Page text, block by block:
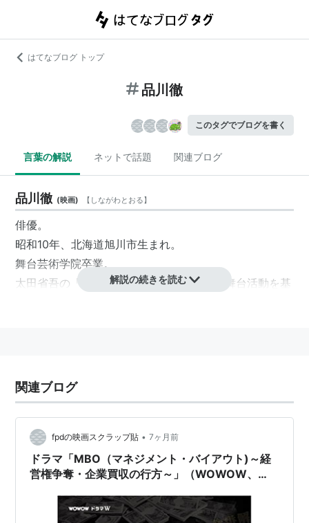
はてなブログ トップ
品川徹
このタグでブログを書く
言葉の解説 ネットで話題 関連ブログ
品川徹 (映画) 【 しながわとおる】
俳優。
昭和10年、北海道旭川市生まれ。
舞台芸術学院卒業。
太田省吾の「転形劇場」で活躍。解散後も舞台活動を基
欲望という名の電車(2002、蜷川幸雄演出)
笑ウせぇるすまん
テレビドラマ
NHK
元禄繚乱（1999年） - 矢頭長助
功名が辻（2006年） - 松永久秀
解説の続きを読む
関連ブログ
fpdの映画スクラップ貼 • 7ヶ月前
ドラマ「MBO（マネジメント・バイアウト)～経
営権争奪・企業買収の行方～」（WOWOW、